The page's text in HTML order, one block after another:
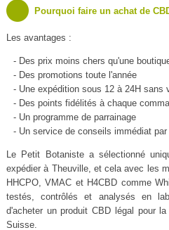
Pourquoi faire un achat de
Les avantages :
- Des prix moins chers qu'une
- Des promotions toute l'année
- Une expédition sous 12 à 24H sans
- Des points fidélités à chaque
- Un programme de parrainage
- Un service de conseils immédiat
Le Petit Botaniste a sélectionné
expédier à Theuville, et cela avec les
HHCPO, VMAC et H4CBD comme
testés, contrôlés et analysés en
d'acheter un produit CBD légal pour
Suisse.